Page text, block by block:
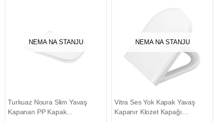
NEMA NA STANJU
Turkuaz Noura Slim Yavaş
Kapanan PP Kapak
NEMA NA STANJU
Vitra Ses Yok Kapak Yavaş
Kapanır Klozet Kapağı